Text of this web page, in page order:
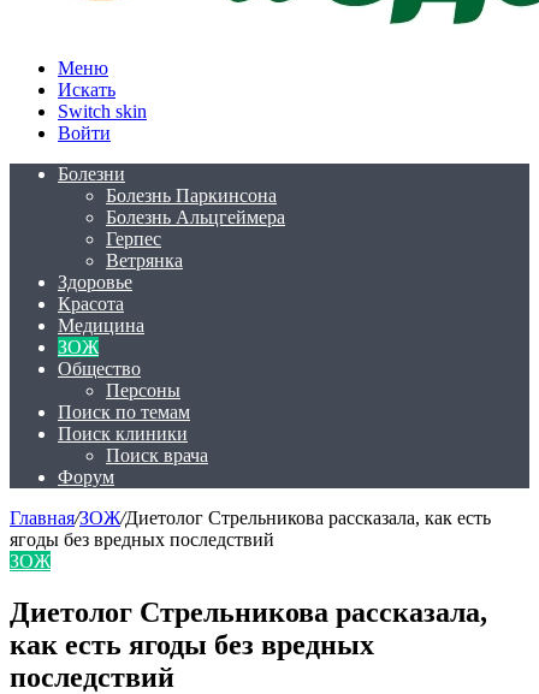
Меню
Искать
Switch skin
Войти
Болезни
Болезнь Паркинсона
Болезнь Альцгеймера
Герпес
Ветрянка
Здоровье
Красота
Медицина
ЗОЖ
Общество
Персоны
Поиск по темам
Поиск клиники
Поиск врача
Форум
Главная/ЗОЖ/Диетолог Стрельникова рассказала, как есть
ягоды без вредных последствий
ЗОЖ
Диетолог Стрельникова рассказала,
как есть ягоды без вредных
последствий